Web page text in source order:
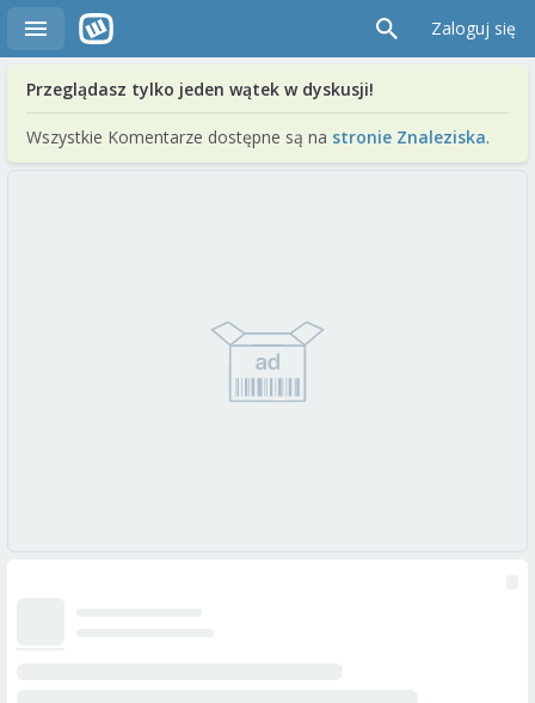
Zaloguj się
Przeglądasz tylko jeden wątek w dyskusji!
Wszystkie Komentarze dostępne są na stronie Znaleziska.